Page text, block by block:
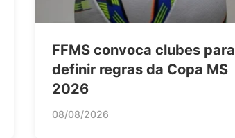
FFMS convoca clubes para
definir regras da Copa MS
2026
08/08/2026